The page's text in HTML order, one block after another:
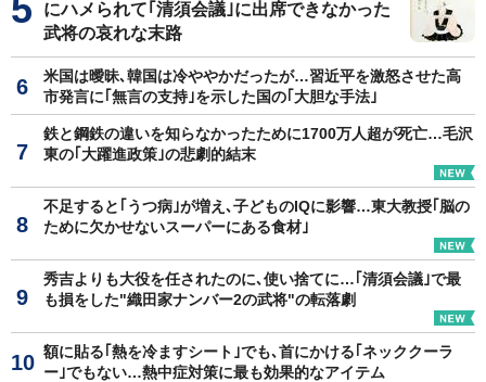
にハメられて｢清須会議｣に出席できなかった
武将の哀れな末路
米国は曖昧､韓国は冷ややかだったが…習近平を激怒させた高
市発言に｢無言の支持｣を示した国の｢大胆な手法｣
鉄と鋼鉄の違いを知らなかったために1700万人超が死亡…毛沢
東の｢大躍進政策｣の悲劇的結末
不足すると｢うつ病｣が増え､子どものIQに影響…東大教授｢脳の
ために欠かせないスーパーにある食材｣
秀吉よりも大役を任されたのに､使い捨てに…｢清須会議｣で最
も損をした"織田家ナンバー2の武将"の転落劇
額に貼る｢熱を冷ますシート｣でも､首にかける｢ネッククーラ
ー｣でもない…熱中症対策に最も効果的なアイテム